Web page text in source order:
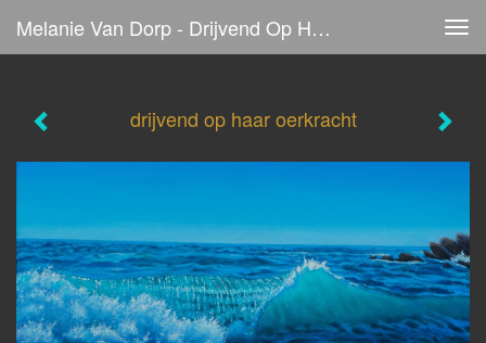
Melanie Van Dorp - Drijvend Op Haar Oerkracht
drijvend op haar oerkracht